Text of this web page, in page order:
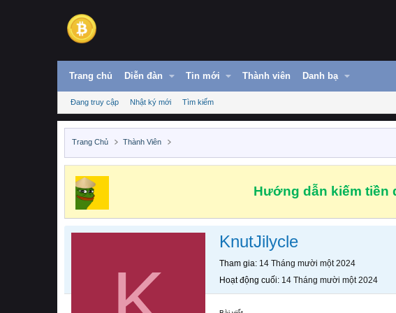
Trang chủ Diễn đàn Tin mới Thành viên Danh bạ
Đang truy cập Nhật ký mới Tìm kiếm
Trang Chủ Thành Viên
Hướng dẫn kiếm tiền
KnutJilycle
Tham gia 14 Tháng mười một 2024
Hoạt động cuối 14 Tháng mười một 2024